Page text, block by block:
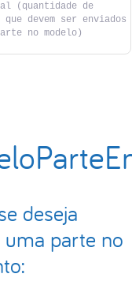
(quantidade de
que devem ser enviados
no modelo)
deseja
uma parte no